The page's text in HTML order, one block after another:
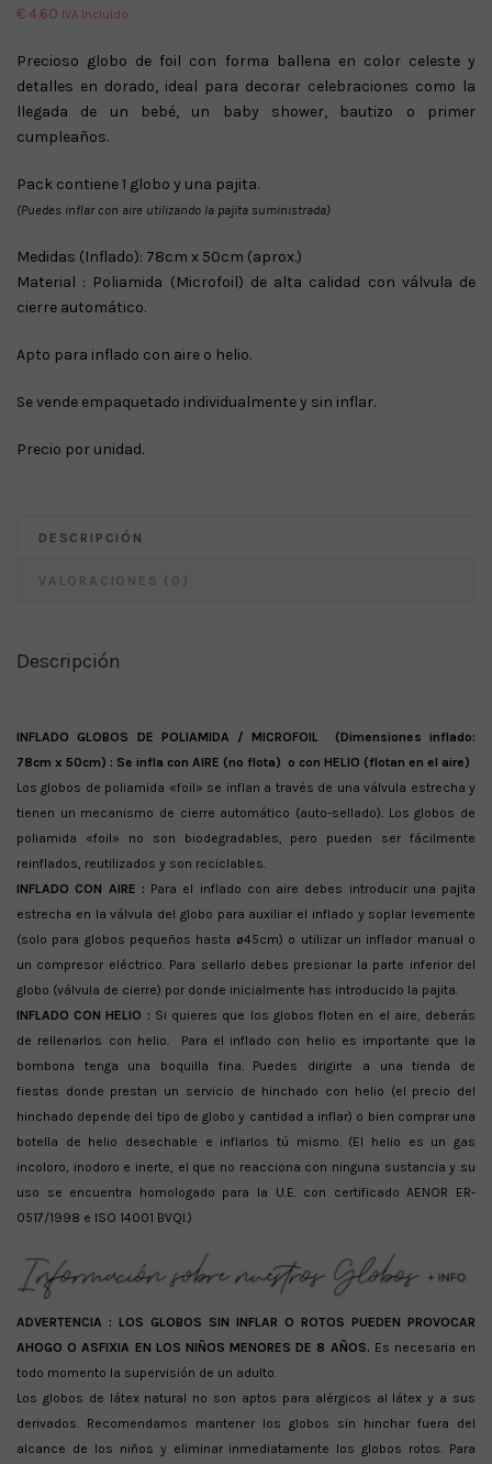
€4.60 IVA Incluido
Precioso globo de foil con forma ballena en color celeste y
detalles en dorado, ideal para decorar celebraciones como la
llegada de un bebé, un baby shower, bautizo o primer
cumpleaños.
Pack contiene 1 globo y una pajita.
(Puedes inflar con aire utilizando la pajita suministrada)
Medidas (Inflado): 78cm x 50cm (aprox.)
Material : Poliamida (Microfoil) de alta calidad con válvula de
cierre automático.
Apto para inflado con aire o helio.
Se vende empaquetado individualmente y sin inflar.
Precio por unidad.
DESCRIPCIÓN
VALORACIONES (0)
Descripción
INFLADO GLOBOS DE POLIAMIDA / MICROFOIL (Dimensiones inflado:
78cm x 50cm) : Se infla con AIRE (no flota) o con HELIO (flotan en el aire)
Los globos de poliamida «foil» se inflan a través de una válvula estrecha y
tienen un mecanismo de cierre automático (auto-sellado). Los globos de
poliamida «foil» no son biodegradables, pero pueden ser fácilmente
reinflados, reutilizados y son reciclables.
INFLADO CON AIRE : Para el inflado con aire debes introducir una pajita
estrecha en la válvula del globo para auxiliar el inflado y soplar levemente
(solo para globos pequeños hasta ø45cm) o utilizar un inflador manual o
un compresor eléctrico. Para sellarlo debes presionar la parte inferior del
globo (válvula de cierre) por donde inicialmente has introducido la pajita.
INFLADO CON HELIO : Si quieres que los globos floten en el aire, deberás
de rellenarlos con helio. Para el inflado con helio es importante que la
bombona tenga una boquilla fina. Puedes dirigirte a una tienda de
fiestas donde prestan un servicio de hinchado con helio (el precio del
hinchado depende del tipo de globo y cantidad a inflar) o bien comprar una
botella de helio desechable e inflarlos tú mismo. (El helio es un gas
incoloro, inodoro e inerte, el que no reacciona con ninguna sustancia y su
uso se encuentra homologado para la U.E. con certificado AENOR ER-
0517/1998 e ISO 14001 BVQI.)
ADVERTENCIA : LOS GLOBOS SIN INFLAR O ROTOS PUEDEN PROVOCAR
AHOGO O ASFIXIA EN LOS NIÑOS MENORES DE 8 AÑOS. Es necesaria en
todo momento la supervisión de un adulto.
Los globos de látex natural no son aptos para alérgicos al látex y a sus
derivados. Recomendamos mantener los globos sin hinchar fuera del
alcance de los niños y eliminar inmediatamente los globos rotos. Para